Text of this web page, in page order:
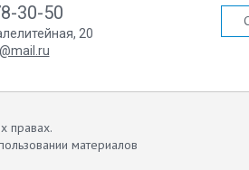
30-50
20
правах.
материалов